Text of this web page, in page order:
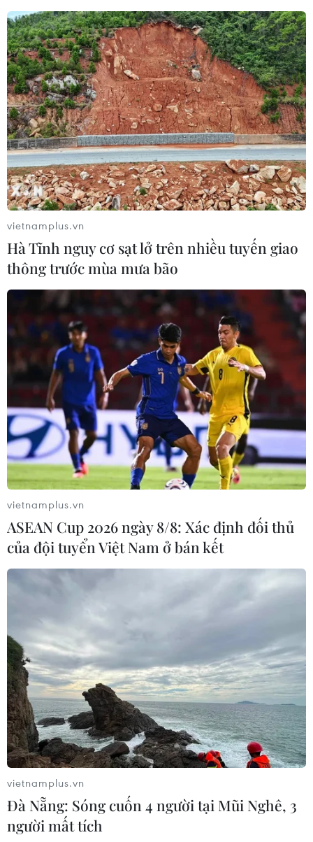
Toyota là hãng ôtô đầu tiên bán trên 10
triệu xe một năm
24/04/2014 01:53
Doanh số bán ôtô của Toyota trên toàn cầu trong tài
khóa 2013 đã vượt ngưỡng 10 triệu chiếc, trở thành hãng
ôtô đầu tiên thế giới đạt được thành tích này.
vietnamplus.vn
Hà Tĩnh nguy cơ sạt lở trên nhiều tuyến giao
thông trước mùa mưa bão
vietnamplus.vn
ASEAN Cup 2026 ngày 8/8: Xác định đối thủ
của đội tuyển Việt Nam ở bán kết
vietnamplus.vn
Đà Nẵng: Sóng cuốn 4 người tại Mũi Nghê, 3
người mất tích